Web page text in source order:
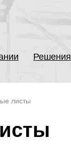
Решения
листы